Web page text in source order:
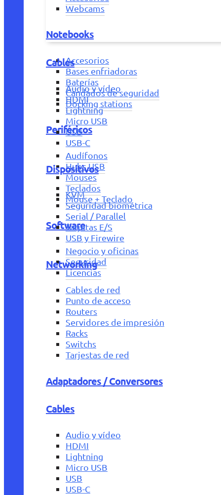
Webcams
Notebooks
Accesorios
Bases enfriadoras
Baterías
Candados de seguridad
Docking stations
Periféricos
Audífonos
Hubs USB
Mouses
Teclados
Mouse + Teclado
Software
Negocio y oficinas
Seguridad
Licencias
Cables
Audio y vídeo
HDMI
Lightning
Micro USB
USB
USB-C
Dispositivos
KVM
Seguridad biométrica
Serial / Parallel
Tarjetas E/S
USB y Firewire
Networking
Cables de red
Punto de acceso
Routers
Servidores de impresión
Racks
Switchs
Tarjestas de red
Adaptadores / Conversores
Cables
Audio y vídeo
HDMI
Lightning
Micro USB
USB
USB-C